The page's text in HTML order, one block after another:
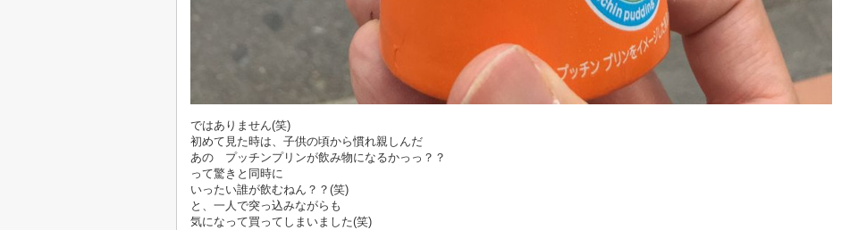
ではありません(笑)
初めて見た時は、子供の頃から慣れ親しんだ
あの プッチンプリンが飲み物になるかっっ？？
って驚きと同時に
いったい誰が飲むねん？？(笑)
と、一人で突っ込みながらも
気になって買ってしまいました(笑)